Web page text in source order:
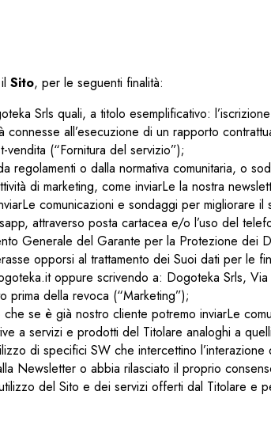
Sito, per le seguenti finalità:
Srls quali, a titolo esemplificativo:
all’esecuzione di un rapporto
(“Fornitura del servizio”);
o dalla normativa comunitaria, o
di marketing, come inviarLe la nostra
comunicazioni e sondaggi per migliorare
attraverso posta cartacea e/o l’uso del
Generale del Garante per la Protezione dei
opporsi al trattamento dei Suoi dati per le
oppure scrivendo a: Dogoteka Srls,
prima della revoca (“Marketing”);
se è già nostro cliente potremo inviarLe
a servizi e prodotti del Titolare analoghi a
di specifici SW che intercettino
Newsletter o abbia rilasciato il proprio
del Sito e dei servizi offerti dal Titolare e